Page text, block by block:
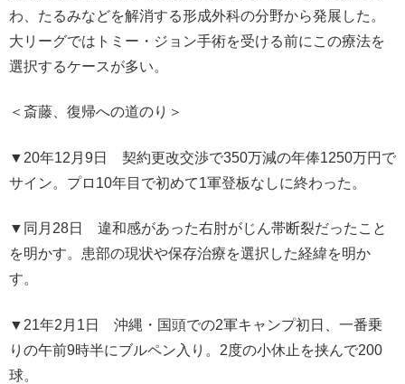
わ、たるみなどを解消する形成外科の分野から発展した。
大リーグではトミー・ジョン手術を受ける前にこの療法を
選択するケースが多い。
＜斎藤、復帰への道のり＞
▼20年12月9日 契約更改交渉で350万減の年俸1250万円で
サイン。プロ10年目で初めて1軍登板なしに終わった。
▼同月28日 違和感があった右肘がじん帯断裂だったこと
を明かす。患部の現状や保存治療を選択した経緯を明か
す。
▼21年2月1日 沖縄・国頭での2軍キャンプ初日、一番乗
りの午前9時半にブルペン入り。2度の小休止を挟んで200
球。